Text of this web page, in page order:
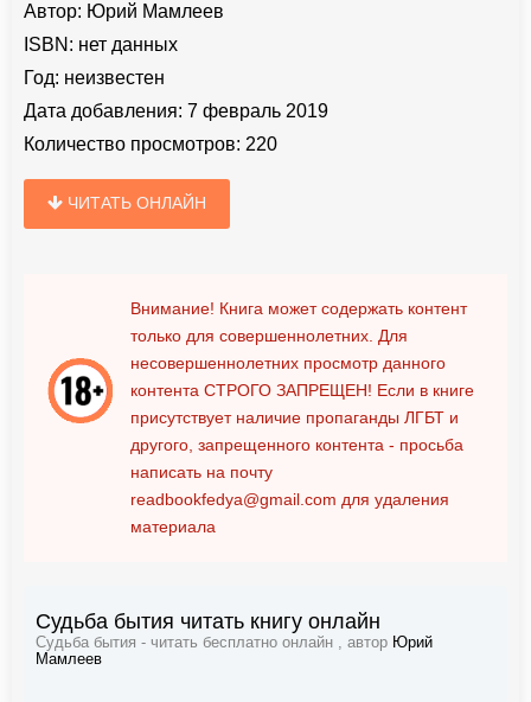
Автор: Юрий Мамлеев
ISBN: нет данных
Год: неизвестен
Дата добавления: 7 февраль 2019
Количество просмотров: 220
ЧИТАТЬ ОНЛАЙН
Внимание! Книга может содержать контент
только для совершеннолетних. Для
несовершеннолетних просмотр данного
контента СТРОГО ЗАПРЕЩЕН! Если в книге
присутствует наличие пропаганды ЛГБТ и
другого, запрещенного контента - просьба
написать на почту
readbookfedya@gmail.com для удаления
материала
Судьба бытия читать книгу онлайн
Судьба бытия - читать бесплатно онлайн , автор Юрий
Мамлеев